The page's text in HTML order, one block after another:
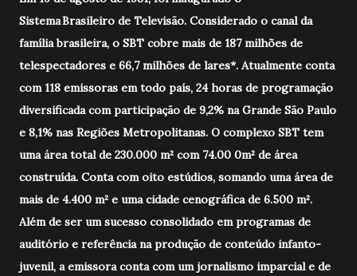
Sistema Brasileiro de Televisão. Considerado o canal da
família brasileira, o SBT cobre mais de 187 milhões de
telespectadores e 66,7 milhões de lares*. Atualmente conta
com 118 emissoras em todo país, 24 horas de programação
diversificada com participação de 9,2% na Grande São Paulo
e 8,1% nas Regiões Metropolitanas. O complexo SBT tem
uma área total de 230.000 m² com 74.00 0m² de área
construída. Conta com oito estúdios, somando uma área de
mais de 4.400 m² e uma cidade cenográfica de 6.500 m².
Além de ser um sucesso consolidado em programas de
auditório e referência na produção de conteúdo infanto-
juvenil, a emissora conta com um jornalismo imparcial e de